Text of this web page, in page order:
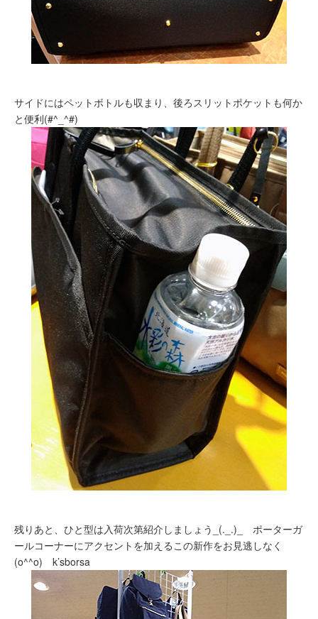
サイドにはペットボトルも収まり、後ろスリットポケットも何か
と便利(#^_^#)
残りあと、ひと型は入荷次第紹介しましょう_(._.)_ ポーターガ
ールコーナーにアクセントを加えるこの新作をお見逃しなく
(o^^o) k’sborsa